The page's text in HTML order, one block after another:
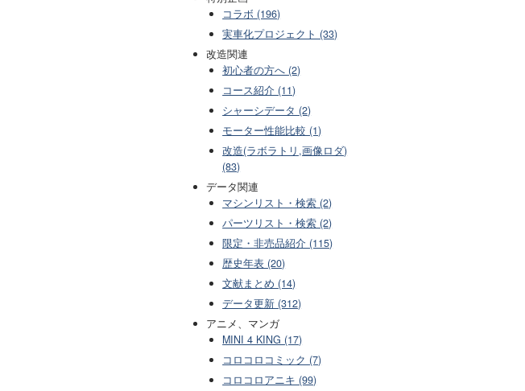
コラボ (196)
実車化プロジェクト (33)
改造関連
初心者の方へ (2)
コース紹介 (11)
シャーシデータ (2)
モーター性能比較 (1)
改造(ラボラトリ,画像ロダ)
(83)
データ関連
マシンリスト・検索 (2)
パーツリスト・検索 (2)
限定・非売品紹介 (115)
歴史年表 (20)
文献まとめ (14)
データ更新 (312)
アニメ、マンガ
MINI 4 KING (17)
コロコロコミック (7)
コロコロアニキ (99)